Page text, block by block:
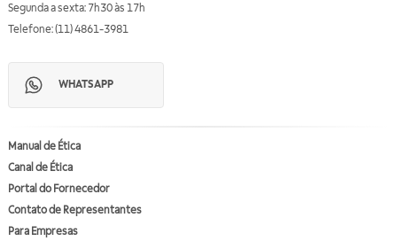
Segunda a sexta: 7h30 às 17h
Telefone: (11) 4861-3981
WHATSAPP
Manual de Ética
Canal de Ética
Portal do Fornecedor
Contato de Representantes
Para Empresas